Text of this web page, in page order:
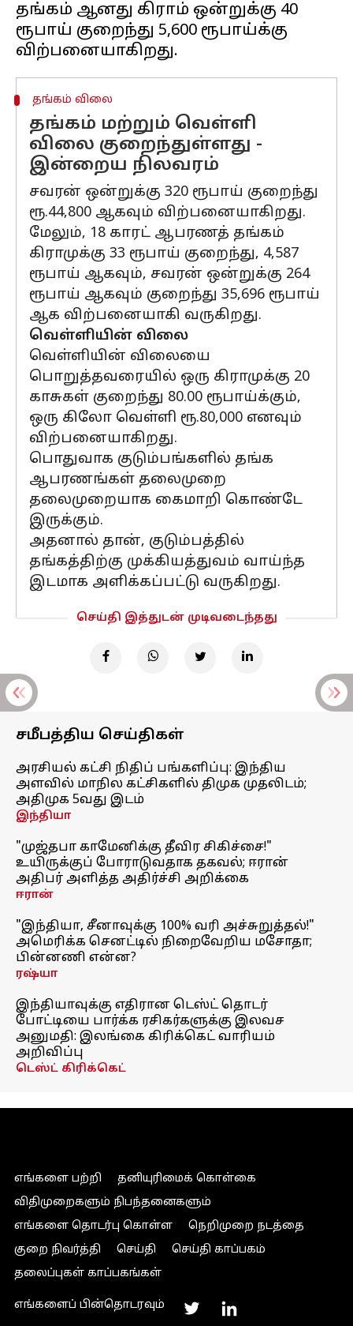
தங்கம் ஆனது கிராம் ஒன்றுக்கு 40
ரூபாய் குறைந்து 5,600 ரூபாய்க்கு
தங்கம் விலை
தங்கம் மற்றும் வெள்ளி
விலை குறைந்துள்ளது -
இன்றைய நிலவரம்
சவரன் ஒன்றுக்கு 320 ரூபாய் குறைந்து
ரூ.44,800 ஆகவும் விற்பனையாகிறது.
மேலும், 18 காரட் ஆபரணத் தங்கம்
கிராமுக்கு 33 ரூபாய் குறைந்து, 4,587
ரூபாய் ஆகவும், சவரன் ஒன்றுக்கு 264
ரூபாய் ஆகவும் குறைந்து 35,696 ரூபாய்
ஆக விற்பனையாகி வருகிறது.
வெள்ளியின் விலை
வெள்ளியின் விலையை
பொறுத்தவரையில் ஒரு கிராமுக்கு 20
காசுகள் குறைந்து 80.00 ரூபாய்க்கும்,
ஒரு கிலோ வெள்ளி ரூ.80,000 எனவும்
விற்பனையாகிறது.
பொதுவாக குடும்பங்களில் தங்க
ஆபரணங்கள் தலைமுறை
தலைமுறையாக கைமாறி கொண்டே
இருக்கும்.
அதனால் தான், குடும்பத்தில்
தங்கத்திற்கு முக்கியத்துவம் வாய்ந்த
இடமாக அளிக்கப்பட்டு வருகிறது.
செய்தி இத்துடன் முடிவடைந்தது
சமீபத்திய செய்திகள்
அரசியல் கட்சி நிதிப் பங்களிப்பு: இந்திய
அளவில் மாநில கட்சிகளில் திமுக முதலிடம்;
அதிமுக 5வது இடம்
இந்தியா
"முஜ்தபா காமேனிக்கு தீவிர சிகிச்சை!"
உயிருக்குப் போராடுவதாக தகவல்; ஈரான்
அதிபர் அளித்த அதிர்ச்சி அறிக்கை
ஈரான்
"இந்தியா, சீனாவுக்கு 100% வரி அச்சுறுத்தல்!"
அமெரிக்க செனட்டில் நிறைவேறிய மசோதா;
பின்னணி என்ன?
ரஷ்யா
இந்தியாவுக்கு எதிரான டெஸ்ட் தொடர்
போட்டியை பார்க்க ரசிகர்களுக்கு இலவச
அனுமதி: இலங்கை கிரிக்கெட் வாரியம்
அறிவிப்பு
டெஸ்ட் கிரிக்கெட்
எங்களை பற்றி
தனியுரிமைக் கொள்கை
விதிமுறைகளும் நிபந்தனைகளும்
எங்களை தொடர்பு கொள்ள
நெறிமுறை நடத்தை
குறை நிவர்த்தி
செய்தி
செய்தி காப்பகம்
தலைப்புகள் காப்பகங்கள்
எங்களைப் பின்தொடரவும்